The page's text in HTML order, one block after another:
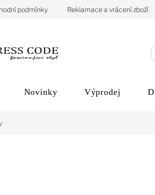
podmínky Reklamace a vrácení zboží
Novinky Výprodej